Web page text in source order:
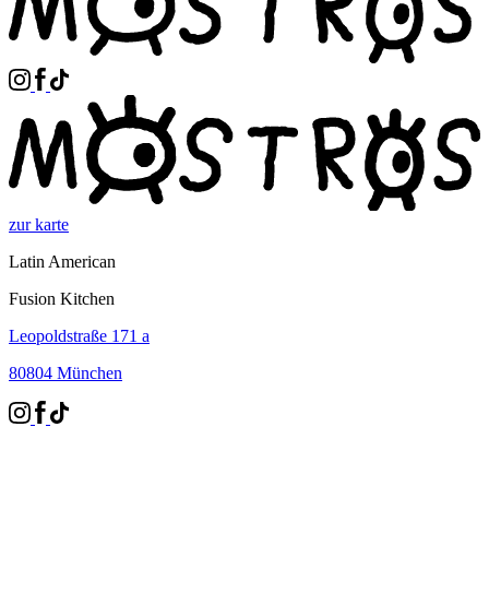
zur karte
Latin American
Fusion Kitchen
Leopoldstraße 171 a
80804 München